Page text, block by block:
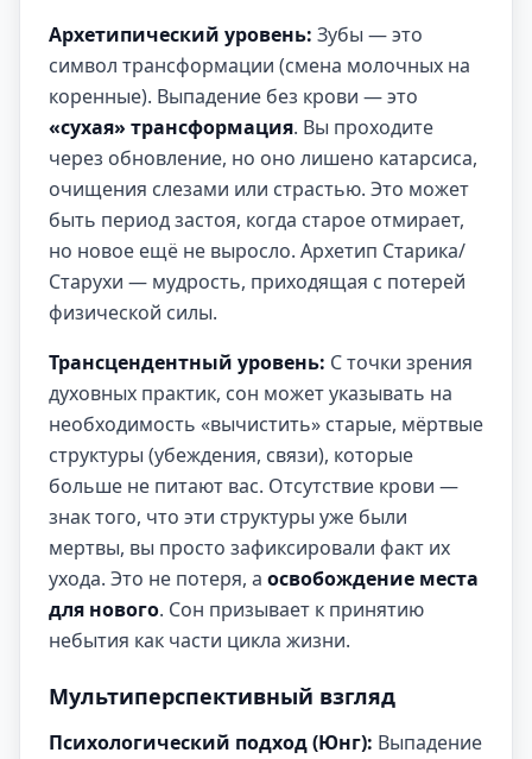
Архетипический уровень: Зубы — это
символ трансформации (смена молочных на
коренные). Выпадение без крови — это
«сухая» трансформация. Вы проходите
через обновление, но оно лишено катарсиса,
очищения слезами или страстью. Это может
быть период застоя, когда старое отмирает,
но новое ещё не выросло. Архетип Старика/
Старухи — мудрость, приходящая с потерей
физической силы.
Трансцендентный уровень: С точки зрения
духовных практик, сон может указывать на
необходимость «вычистить» старые, мёртвые
структуры (убеждения, связи), которые
больше не питают вас. Отсутствие крови —
знак того, что эти структуры уже были
мертвы, вы просто зафиксировали факт их
ухода. Это не потеря, а освобождение места
для нового. Сон призывает к принятию
небытия как части цикла жизни.
Мультиперспективный взгляд
Психологический подход (Юнг): Выпадение